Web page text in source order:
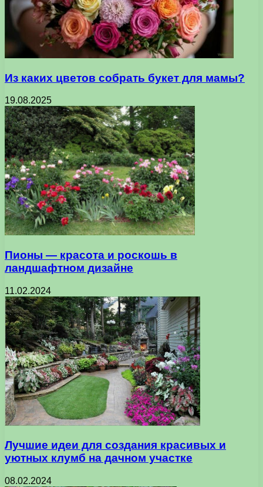
Из каких цветов собрать букет для мамы?
19.08.2025
Пионы — красота и роскошь в
ландшафтном дизайне
11.02.2024
Лучшие идеи для создания красивых и
уютных клумб на дачном участке
08.02.2024